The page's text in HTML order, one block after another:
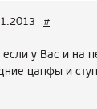
#
у Вас и на
цапфы и